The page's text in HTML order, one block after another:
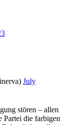
July
stören – allen
Partei die farbigen